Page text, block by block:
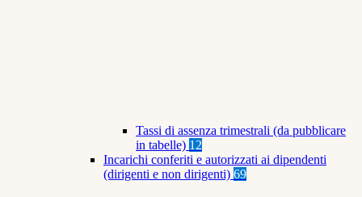
Tassi di assenza trimestrali (da pubblicare
in tabelle) 12
Incarichi conferiti e autorizzati ai dipendenti
(dirigenti e non dirigenti) 69